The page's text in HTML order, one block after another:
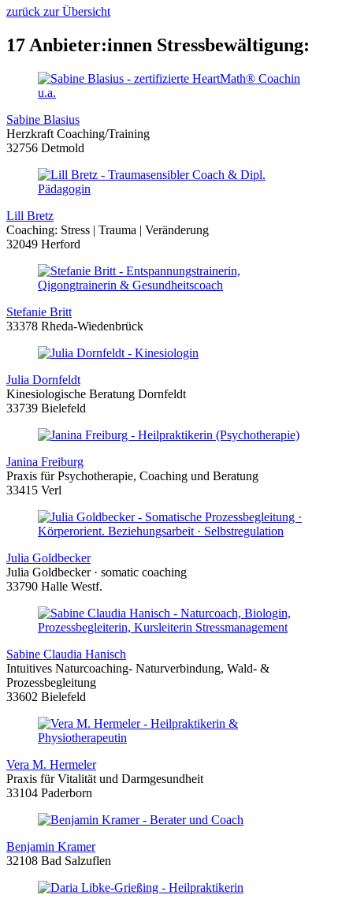
zurück zur Übersicht
17 Anbieter:innen Stressbewältigung:
Sabine Blasius
Herzkraft Coaching/Training
32756 Detmold
Lill Bretz
Coaching: Stress | Trauma | Veränderung
32049 Herford
Stefanie Britt
33378 Rheda-Wiedenbrück
Julia Dornfeldt
Kinesiologische Beratung Dornfeldt
33739 Bielefeld
Janina Freiburg
Praxis für Psychotherapie, Coaching und Beratung
33415 Verl
Julia Goldbecker
Julia Goldbecker · somatic coaching
33790 Halle Westf.
Sabine Claudia Hanisch
Intuitives Naturcoaching- Naturverbindung, Wald- &
Prozessbegleitung
33602 Bielefeld
Vera M. Hermeler
Praxis für Vitalität und Darmgesundheit
33104 Paderborn
Benjamin Kramer
32108 Bad Salzuflen